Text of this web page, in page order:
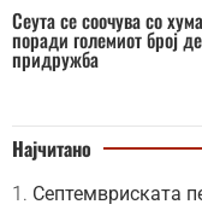
Сеута се соочува со
поради големиот број
придружба
Најчитано
Септемвриската